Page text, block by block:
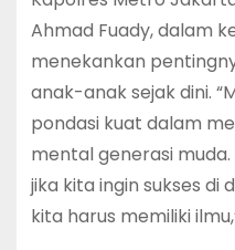
Ahmad Fuady, dalam
menekankan
anak-anak sejak dini.
pondasi kuat dalam
mental generasi muda.
jika kita ingin sukses di
kita harus memiliki